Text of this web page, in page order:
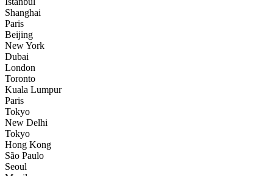
Shanghai
Paris
Beijing
New York
Dubai
London
Toronto
Kuala Lumpur
Paris
Tokyo
New Delhi
Tokyo
Hong Kong
São Paulo
Seoul